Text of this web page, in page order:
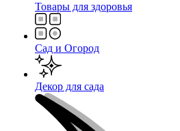
Товары для здоровья
Сад и Огород
Декор для сада